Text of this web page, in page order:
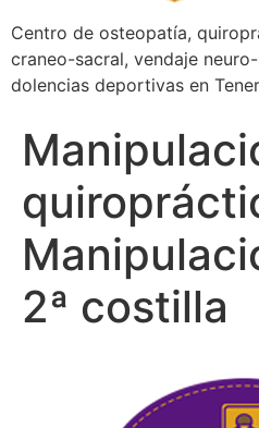
Centro de osteopatía,
craneo-sacral, vendaje
dolencias deportivas en
2ª costilla